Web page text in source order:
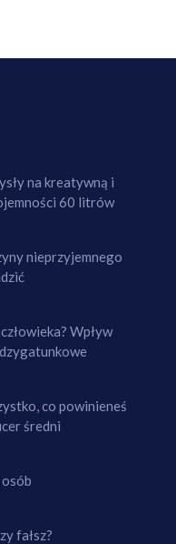
na kreatywną i
60 litrów
nieprzyjemnego
Wpływ
co powinieneś
średni
fałsz?